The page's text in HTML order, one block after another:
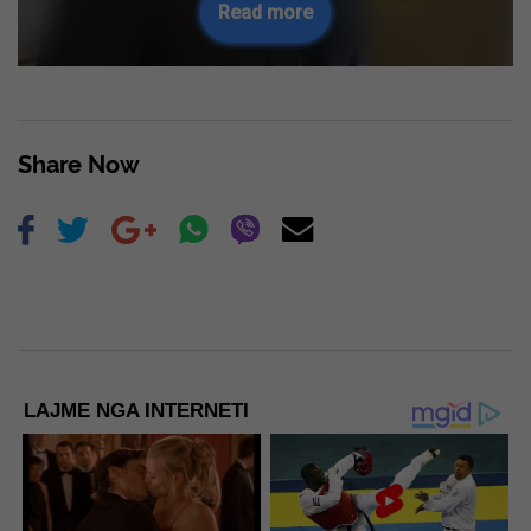
Read more
Share Now
LAJME NGA INTERNETI